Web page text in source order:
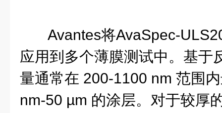
Avantes将AvaSpec-
应用到多个薄膜测试中。基于
量通常在 200-1100 nm 范围
nm-50 µm 的涂层。对于较厚